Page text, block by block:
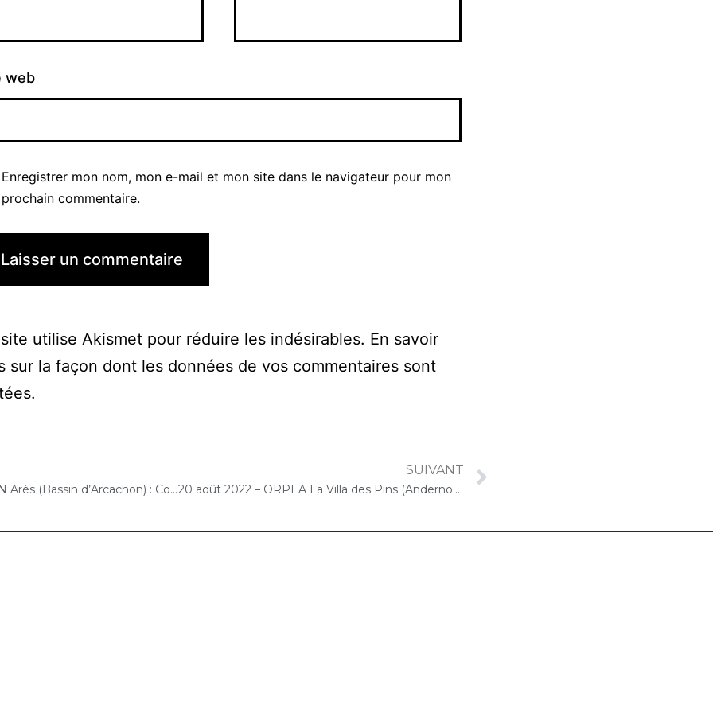
web
Enregistrer mon nom, mon e-mail et mon site dans le navigateur pour mon
prochain commentaire.
utilise Akismet pour réduire les indésirables. En savoir
sur la façon dont les données de vos commentaires sont
.
9 août 2022 – MGEN Arès (Bassin d’Arcachon) : Concert « Cello Solo »
SUIVANT
20 août 2022 – ORPEA La Villa des Pins (Andernos-les-Bains) : Concert « Cello Solo »